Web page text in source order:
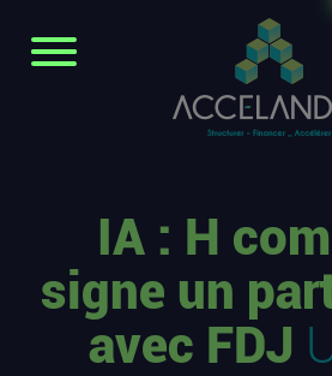
IA : H
signe un
avec FDJ